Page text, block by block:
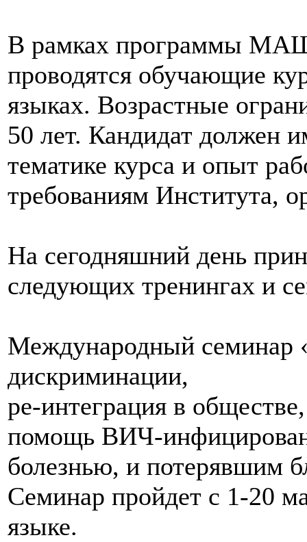
В рамках программы
проводятся обучающие
языках. Возрастные
50 лет. Кандидат должен
тематике курса и опыт
требованиям Института,
На сегодняшний день
следующих тренингах и
Международный семинар
дискриминации,
ре-интеграция в
помощь ВИЧ-
болезнью, и потерявшим
Семинар пройдет с 1-20
языке.